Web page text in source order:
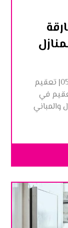
شركة تعقيم في الشارقة |0545307678| تعقيم
في
والمباني